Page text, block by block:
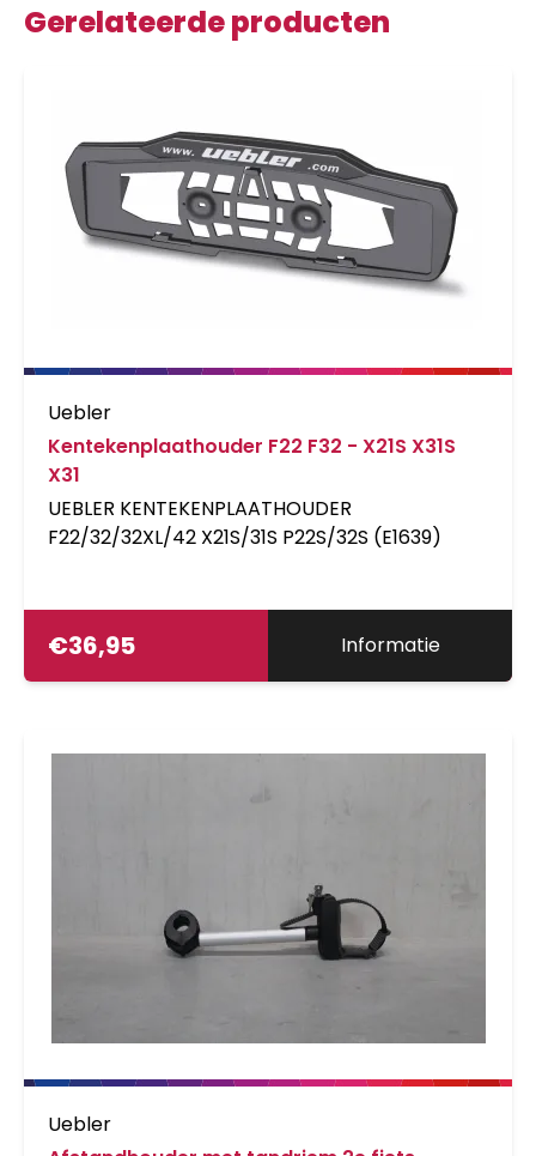
Gerelateerde producten
Uebler
Kentekenplaathouder F22 F32 - X21S X31S
X31
UEBLER KENTEKENPLAATHOUDER
F22/32/32XL/42 X21S/31S P22S/32S (E1639)
€36,95 Informatie
Uebler